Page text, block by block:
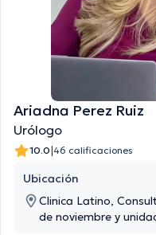
Ariadna Perez Ruiz
Urólogo
10.0|46 calificaciones
Ubicación
Clinica Latino,
de noviembre y